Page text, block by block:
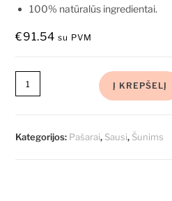
100% natūralūs ingredientai.
€91.54 su PVM
Į KREPŠELĮ
Kategorijos: Pašarai, Sausi, Šunims